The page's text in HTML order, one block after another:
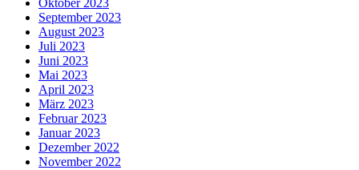
September 2023
August 2023
Juli 2023
Juni 2023
Mai 2023
April 2023
März 2023
Februar 2023
Januar 2023
Dezember 2022
November 2022